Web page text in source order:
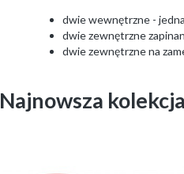
dwie wewnętrzne -
dwie zewnętrzne
dwie zewnętrzne na
Najnowsza kolekcja